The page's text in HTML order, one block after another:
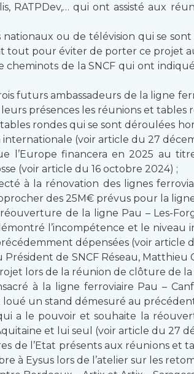
RATPDev,… qui ont assisté aux
ou de télévision qui se
tout pour éviter de porter ce projet
cheminots de la SNCF qui ont
futurs ambassadeurs de la ligne
présences les réunions et tables
rondes qui se sont déroulées
(voir article du 27
l’Europe financera en 2025 au
(voir article du 16 octobre 2024) ;
à la rénovation des lignes
des 25M€ prévus pour la
de la ligne Pau – Les-
l’incompétence et le
dépensées (voir article
de SNCF Réseau,
lors de la réunion de clôture de
à la ligne ferroviaire Pau –
un stand démesuré au
a le pouvoir et souhaite la
et lui seul (voir article du 27
de l’Etat présents aux réunions et
à Eysus lors de l’atelier sur les